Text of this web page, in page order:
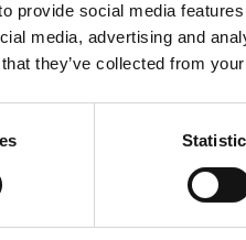
provide social media
media, advertising and
they’ve collected from
Slitstark med
och spårning.
Ultra-klar
maximalt
Tillverkad av
Tryck-och
Lätt att fästa,